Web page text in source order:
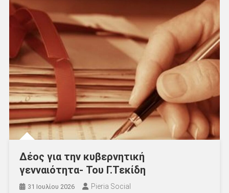
Δέος για την κυβερνητική
γενναιότητα- Του Γ.Τεκίδη
31 Ιουλίου 2026 Pieria Social